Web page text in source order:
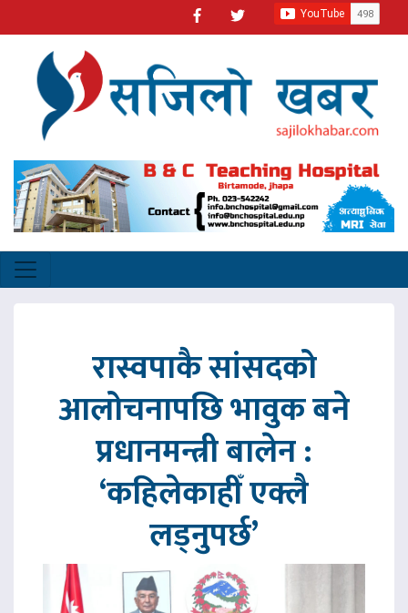
रास्वपाकै सांसदको
आलोचनापछि भावुक बने
प्रधानमन्त्री बालेन :
‘कहिलेकाहीँ एक्लै
लड्नुपर्छ’